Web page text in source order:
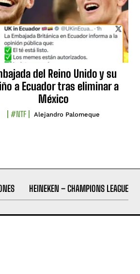
del Reino Unido y su
a Ecuador tras eliminar a
México
#NTF Alejandro Palomeque
HEINEKEN – CHAMPIONS LEAGUE